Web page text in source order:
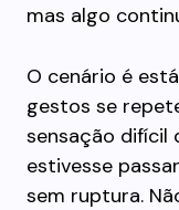
mas algo
O cenário é
gestos se
sensação difícil
estivesse
sem ruptura.